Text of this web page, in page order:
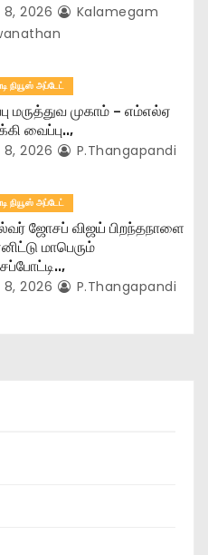
8, 2026
Kalamegam
நியூஸ் அப்டேட்
மருத்துவ முகாம் – எம்எல்ஏ
வைப்பு..,
8, 2026 P.Thangapandi
நியூஸ் அப்டேட்
ஜோசப் விஜய் பிறந்தநாளை
மாபெரும்
8, 2026 P.Thangapandi